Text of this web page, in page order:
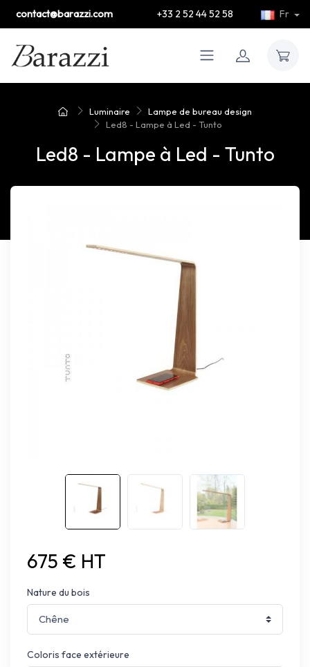
contact@barazzi.com +33 2 52 44 52 58 Fr
Luminaire
Lampe de bureau design
Led8 - Lampe à Led - Tunto
Led8 - Lampe à Led - Tunto
675 € HT
Nature du bois
Coloris face extérieure